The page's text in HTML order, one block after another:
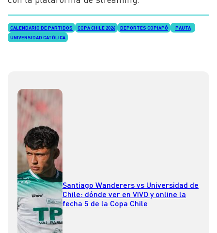
CALENDARIO DE PARTIDOS COPA CHILE 2026 DEPORTES COPIAPÓ
PAUTA
UNIVERSIDAD CATÓLICA
Santiago Wanderers vs Universidad de
Chile: dónde ver en VIVO y online la
fecha 5 de la Copa Chile